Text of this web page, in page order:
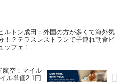
フ
た
した。しかし、現在で...
ルトン成田：外国の方が多くて海外気
！？テラスレストランで子連れ朝食ビ
ッフェ！
航空：マイル
ル単価2.1円